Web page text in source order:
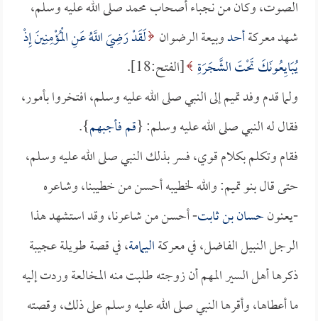
الصوت، وكان من نجباء أصحاب محمد صلى الله عليه وسلم،
شهد معركةأحدوبيعة الرضوان لَقَدْ رَضِيَ اللَّهُ عَنِ الْمُؤْمِنِينَ إِذْ
يُبَايِعُونَكَ تَحْتَ الشَّجَرَةِ [الفتح:18].
ولما قدم وفد تميم إلى النبي صلى الله عليه وسلم، افتخروا بأمور،
فقال له النبي صلى الله عليه وسلم: {قم فأجبهم}.
فقام وتكلم بكلام قوي، فسر بذلك النبي صلى الله عليه وسلم،
حتى قال بنو تميم: والله لخطيبه أحسن من خطيبنا، وشاعره
-يعنونحسان بن ثابت- أحسن من شاعرنا، وقد استشهد هذا
الرجل النبيل الفاضل، في معركةاليمامة، في قصة طويلة عجيبة
ذكرها أهل السير المهم أن زوجته طلبت منه المخالعة وردت إليه
ما أعطاها، وأقرها النبي صلى الله عليه وسلم على ذلك، وقصته